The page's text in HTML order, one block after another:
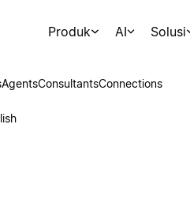
Produk AI Solusi
AgentsConsultantsConnections